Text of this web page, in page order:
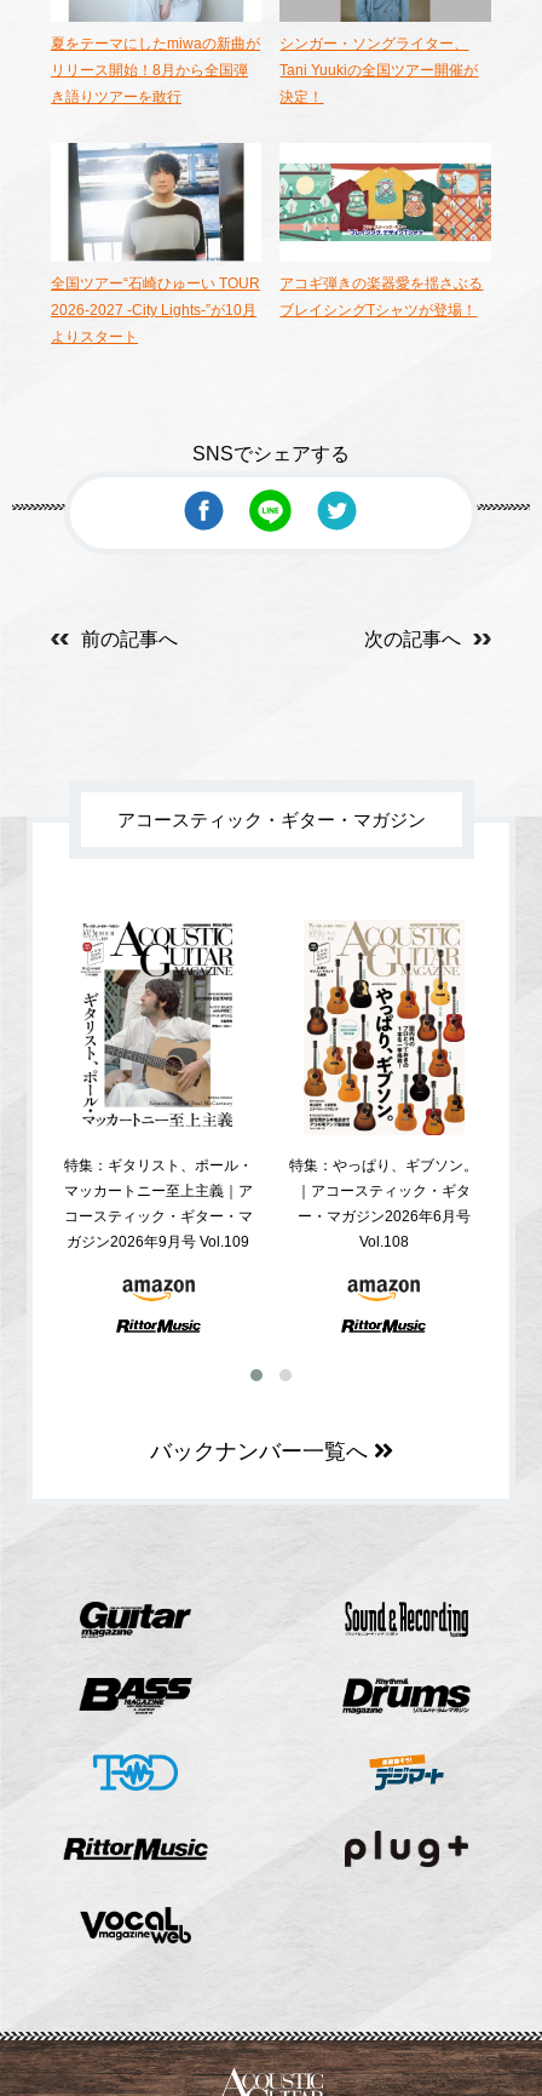
夏をテーマにしたmiwaの新曲が
リリース開始！8月から全国弾
き語りツアーを敢行
シンガー・ソングライター、
Tani Yuukiの全国ツアー開催が
決定！
全国ツアー“石崎ひゅーい TOUR
2026-2027 -City Lights-”が10月
よりスタート
アコギ弾きの楽器愛を揺さぶる
ブレイシングTシャツが登場！
SNSでシェアする
前の記事へ 次の記事へ
アコースティック・ギター・マガジン
特集：ギタリスト、ポール・
マッカートニー至上主義｜ア
コースティック・ギター・マ
ガジン2026年9月号 Vol.109
特集：やっぱり、ギブソン。
｜アコースティック・ギタ
ー・マガジン2026年6月号
Vol.108
バックナンバー一覧へ